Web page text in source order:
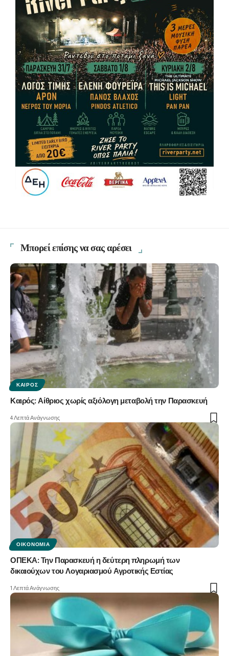
Μπορεί επίσης να σας αρέσει
ΚΑΙΡΌΣ
Καιρός: Αίθριος χωρίς αξιόλογη μεταβολή την Παρασκευή
4 Λεπτά Ανάγνωσης
ΟΙΚΟΝΟΜΊΑ
ΟΠΕΚΑ: Την Παρασκευή η δεύτερη πληρωμή των
δικαιούχων του Λογαριασμού Αγροτικής Εστίας
1 Λεπτά Ανάγνωσης